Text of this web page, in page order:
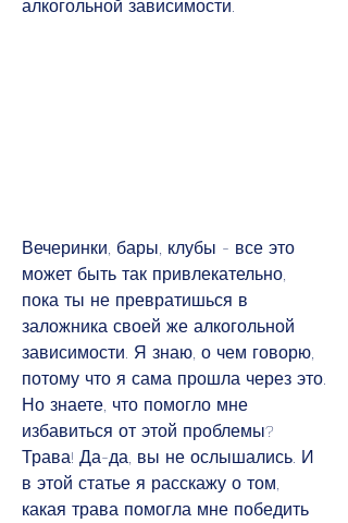
алкогольной зависимости.
Вечеринки, бары, клубы - все это
может быть так привлекательно,
пока ты не превратишься в
заложника своей же алкогольной
зависимости. Я знаю, о чем говорю,
потому что я сама прошла через это.
Но знаете, что помогло мне
избавиться от этой проблемы?
Трава! Да-да, вы не ослышались. И
в этой статье я расскажу о том,
какая трава помогла мне победить